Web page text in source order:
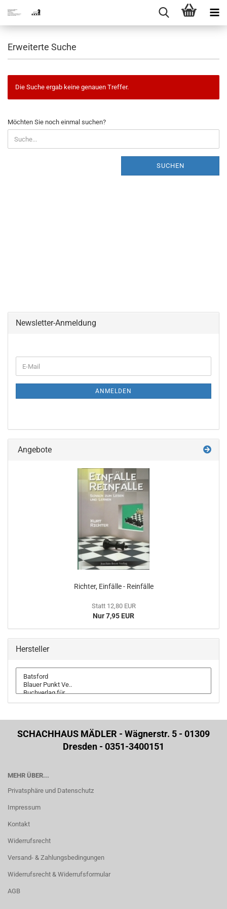
Erweiterte Suche
Die Suche ergab keine genauen Treffer.
MÖCHTEN
SIE
NOCH
EINMAL
Möchten Sie noch einmal suchen?
SUCHEN
Newsletter-Anmeldung
ZUR
E-
Mail
ANMELDEN
Angebote
Richter, Einfälle - Reinfälle
Statt 12,80 EUR
Nur 7,95 EUR
Hersteller
SCHACHHAUS MÄDLER - Wägnerstr. 5 - 01309
Dresden - 0351-3400151
MEHR ÜBER...
Privatsphäre und Datenschutz
Impressum
Kontakt
Widerrufsrecht
Versand- & Zahlungsbedingungen
Widerrufsrecht & Widerrufsformular
AGB